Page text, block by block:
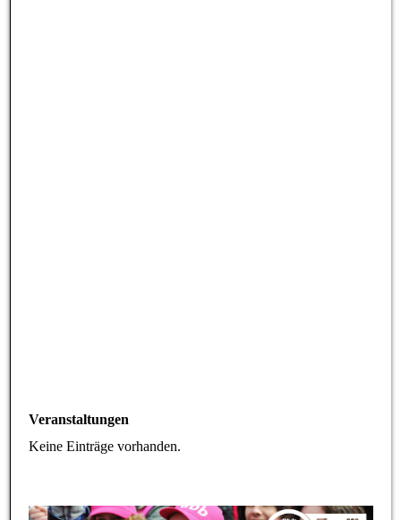
Veranstaltungen
Keine Einträge vorhanden.